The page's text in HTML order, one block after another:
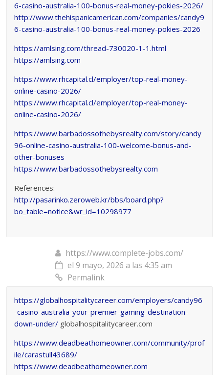
6-casino-australia-100-bonus-real-money-pokies-2026/
http://www.thehispanicamerican.com/companies/candy9
6-casino-australia-100-bonus-real-money-pokies-2026
https://amlsing.com/thread-730020-1-1.html
https://amlsing.com
https://www.rhcapital.cl/employer/top-real-money-
online-casino-2026/
https://www.rhcapital.cl/employer/top-real-money-
online-casino-2026/
https://www.barbadossothebysrealty.com/story/candy
96-online-casino-australia-100-welcome-bonus-and-
other-bonuses
https://www.barbadossothebysrealty.com
References:
http://pasarinko.zeroweb.kr/bbs/board.php?
bo_table=notice&wr_id=10298977
https://www.complete-jobs.com/
el 9 mayo, 2026 a las 4:35 am
Permalink
https://globalhospitalitycareer.com/employers/candy96
-casino-australia-your-premier-gaming-destination-
down-under/ globalhospitalitycareer.com
https://www.deadbeathomeowner.com/community/prof
ile/carastull43689/
https://www.deadbeathomeowner.com